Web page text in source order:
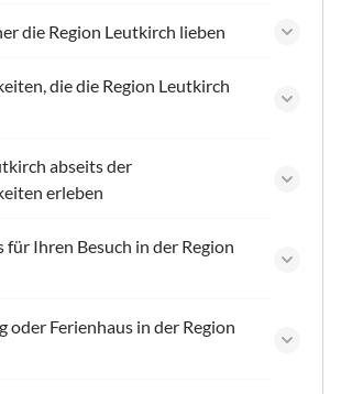
die Region Leutkirch lieben
die die Region Leutkirch
abseits der
erleben
für Ihren Besuch in der Region
oder Ferienhaus in der Region